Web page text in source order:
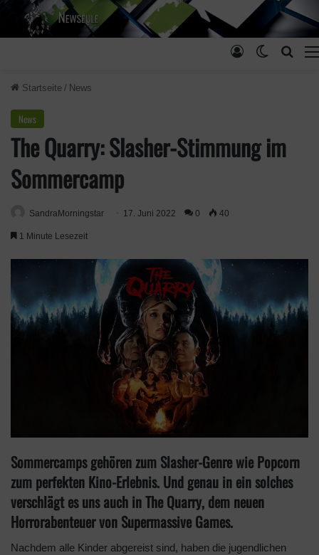
Skin
Anmelden
Startseite / News
News
The Quarry: Slasher-Stimmung im
Sommercamp
SandraMorningstar 17. Juni 2022 0 40
1 Minute Lesezeit
Sommercamps gehören zum Slasher-Genre wie Popcorn
zum perfekten Kino-Erlebnis. Und genau in ein solches
verschlägt es uns auch in The Quarry, dem neuen
Horrorabenteuer von Supermassive Games.
Nachdem alle Kinder abgereist sind, haben die jugendlichen